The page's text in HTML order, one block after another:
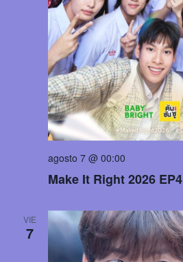
Make It Right 2026 EP4
agosto 7 @ 00:00
VIE
7